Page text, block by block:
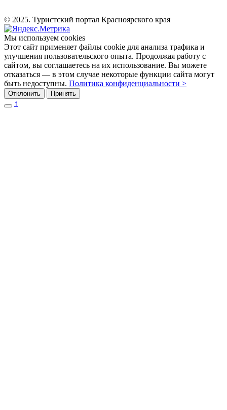
© 2025. Туристский портал Красноярского края
Мы используем cookies
Этот сайт применяет файлы cookie для анализа трафика и
улучшения пользовательского опыта. Продолжая работу с
сайтом, вы соглашаетесь на их использование. Вы можете
отказаться — в этом случае некоторые функции сайта могут
быть недоступны. Политика конфиденциальности >
Отклонить Принять
↑